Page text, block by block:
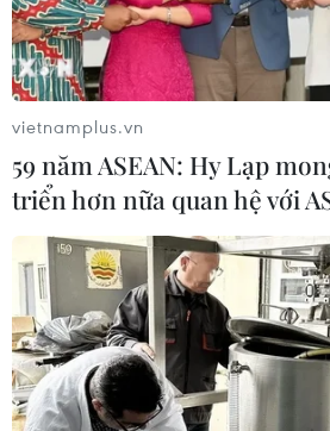
Khu vực
đóng góp 4% GDP cả nước
06/07/2019 05:20
Khu vực kinh tế hợp tác xã đang
nước, ước tính thu nhập mỗi hộ
vietnamplus.vn
59 năm ASEAN: Hy Lạp
triển hơn nữa quan hệ với